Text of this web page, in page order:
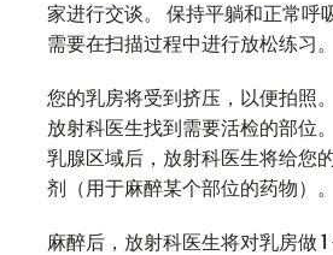
家进行交谈。 保持平躺和正常呼
需要在扫描过程中进行放松练习。
您的乳房将受到挤压，以便拍照
放射科医生找到需要活检的部位
乳腺区域后，放射科医生将给您
剂（用于麻醉某个部位的药物）。
麻醉后，放射科医生将对乳房做